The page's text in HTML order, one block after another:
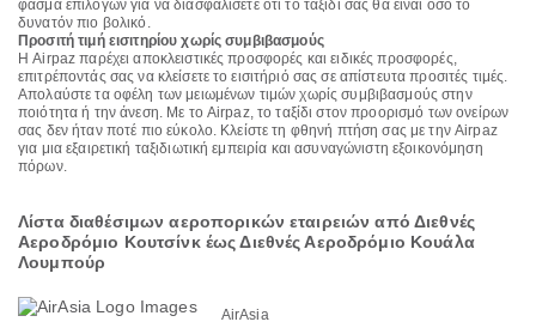
φάσμα επιλογών για να διασφαλίσετε ότι το ταξίδι σας θα είναι όσο το
δυνατόν πιο βολικό.
Προσιτή τιμή εισιτηρίου χωρίς συμβιβασμούς
Η Airpaz παρέχει αποκλειστικές προσφορές και ειδικές προσφορές,
επιτρέποντάς σας να κλείσετε το εισιτήριό σας σε απίστευτα προσιτές τιμές.
Απολαύστε τα οφέλη των μειωμένων τιμών χωρίς συμβιβασμούς στην
ποιότητα ή την άνεση. Με το Airpaz, το ταξίδι στον προορισμό των ονείρων
σας δεν ήταν ποτέ πιο εύκολο. Κλείστε τη φθηνή πτήση σας με την Airpaz
για μια εξαιρετική ταξιδιωτική εμπειρία και ασυναγώνιστη εξοικονόμηση
πόρων.
Λίστα διαθέσιμων αεροπορικών εταιρειών από Διεθνές
Αεροδρόμιο Κουτσίνκ έως Διεθνές Αεροδρόμιο Κουάλα
Λουμπούρ
AirAsia